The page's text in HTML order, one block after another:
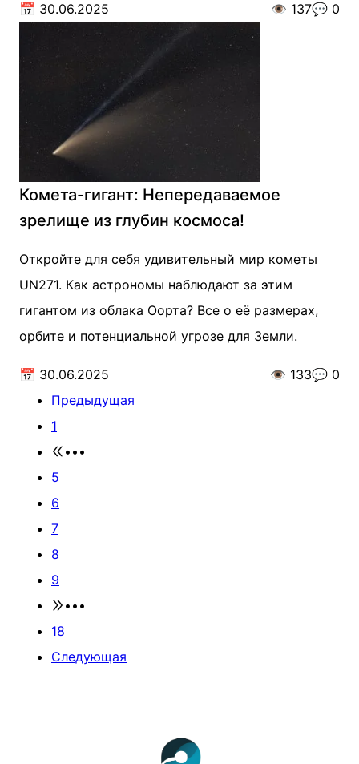
📅 30.06.2025 👁️ 137💬 0
Комета-гигант: Непередаваемое
зрелище из глубин космоса!
Откройте для себя удивительный мир кометы
UN271. Как астрономы наблюдают за этим
гигантом из облака Оорта? Все о её размерах,
орбите и потенциальной угрозе для Земли.
📅 30.06.2025 👁️ 133💬 0
Предыдущая
1
•••
5
6
7
8
9
•••
18
Следующая